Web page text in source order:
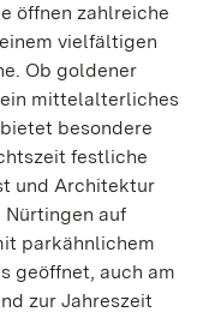
öffnen zahlreiche
vielfältigen
Ob goldener
mittelalterliches
besondere
festliche
und Architektur
auf
parkähnlichem
geöffnet, auch am
zur Jahreszeit